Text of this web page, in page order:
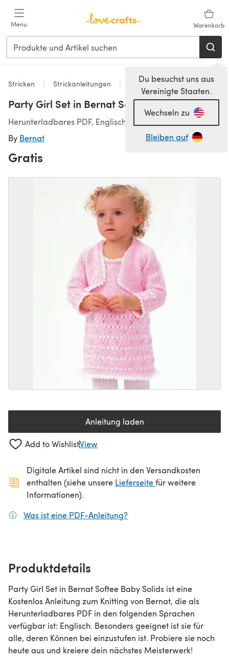
Menu Warenkorb
Du besuchst uns aus
Vereinigte Staaten.
Wechseln zu
Bleiben auf
Stricken Strickanleitungen Boleros
Party Girl Set in Bernat Softee Baby Solids
Herunterladbares PDF, Englisch
By Bernat
Gratis
Anleitung laden(öffnet sich in einem neuen
Add to WishlistView
Digitale Artikel sind nicht in den Versandkosten
enthalten (siehe unsere Lieferseite(öffnet sich in
für weitere
Informationen).
Was ist eine PDF-Anleitung?
Produktdetails
Party Girl Set in Bernat Softee Baby Solids ist eine
Kostenlos Anleitung zum Knitting von Bernat, die als
Herunterladbares PDF in den folgenden Sprachen
verfügbar ist: Englisch. Besonders geeignet ist sie für
alle, deren Können bei einzustufen ist. Probiere sie noch
heute aus und kreiere dein nächstes Meisterwerk!